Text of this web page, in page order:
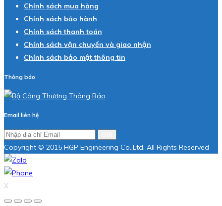
Chính sách mua hàng
Chính sách bảo hành
Chính sách thanh toán
Chính sách vận chuyển và giao nhận
Chính sách bảo mật thông tin
Thông báo
Email liên hệ
Copyright © 2015 HGP Engineering Co.,Ltd. All Rights Reserved
X